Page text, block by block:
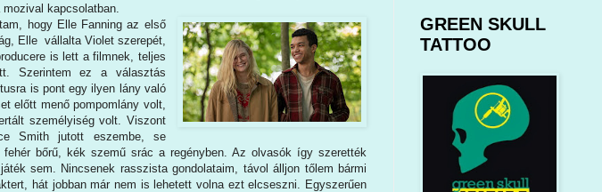
kapcsolatban.
hogy Elle Fanning az első
Elle vállalta Violet szerepét,
is lett a filmnek, teljes
Szerintem ez a választás
is pont egy ilyen lány való
előtt menő pompomlány volt,
személyiség volt. Viszont
Smith jutott eszembe, se
bőrű, kék szemű srác a regényben. Az olvasók így szerették
sem. Nincsenek rasszista gondolataim, távol álljon tőlem bármi
hát jobban már nem is lehetett volna ezt elcseszni. Egyszerűen
GREEN SKULL
TATTOO